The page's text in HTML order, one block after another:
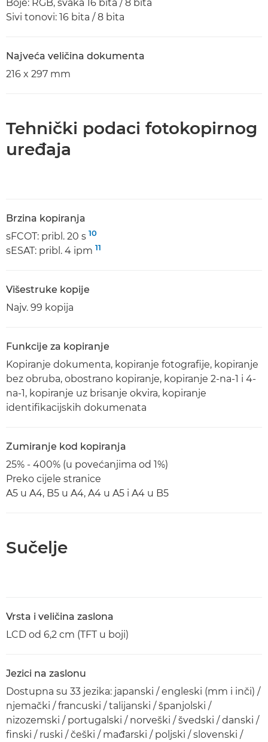
Boje: RGB, svaka 16 bita / 8 bita
Sivi tonovi: 16 bita / 8 bita
Najveća veličina dokumenta
216 x 297 mm
Tehnički podaci fotokopirnog
uređaja
Brzina kopiranja
sFCOT: pribl. 20 s 10
sESAT: pribl. 4 ipm 11
Višestruke kopije
Najv. 99 kopija
Funkcije za kopiranje
Kopiranje dokumenta, kopiranje fotografije, kopiranje
bez obruba, obostrano kopiranje, kopiranje 2-na-1 i 4-
na-1, kopiranje uz brisanje okvira, kopiranje
identifikacijskih dokumenata
Zumiranje kod kopiranja
25% - 400% (u povećanjima od 1%)
Preko cijele stranice
A5 u A4, B5 u A4, A4 u A5 i A4 u B5
Sučelje
Vrsta i veličina zaslona
LCD od 6,2 cm (TFT u boji)
Jezici na zaslonu
Dostupna su 33 jezika: japanski / engleski (mm i inči) /
njemački / francuski / talijanski / španjolski /
nizozemski / portugalski / norveški / švedski / danski /
finski / ruski / češki / mađarski / poljski / slovenski /